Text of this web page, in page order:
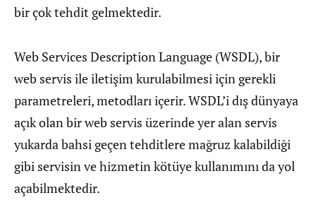
bir çok tehdit gelmektedir.
Web Services Description Language (WSDL), bir
web servis ile iletişim kurulabilmesi için gerekli
parametreleri, metodları içerir. WSDL’i dış dünyaya
açık olan bir web servis üzerinde yer alan servis
yukarda bahsi geçen tehditlere mağruz kalabildiği
gibi servisin ve hizmetin kötüye kullanımını da yol
açabilmektedir.